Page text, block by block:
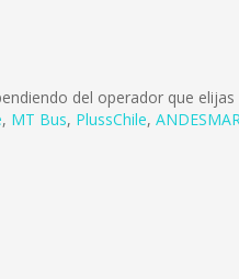
del operador que elijas
, MT Bus, PlussChile,